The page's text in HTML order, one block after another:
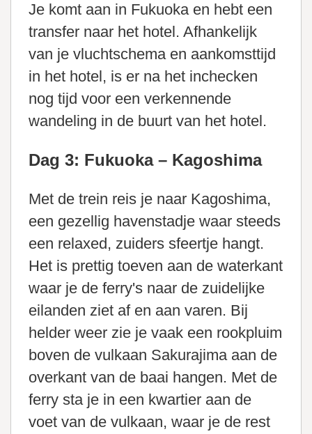
Je komt aan in Fukuoka en hebt een
transfer naar het hotel. Afhankelijk
van je vluchtschema en aankomsttijd
in het hotel, is er na het inchecken
nog tijd voor een verkennende
wandeling in de buurt van het hotel.
Dag 3: Fukuoka – Kagoshima
Met de trein reis je naar Kagoshima,
een gezellig havenstadje waar steeds
een relaxed, zuiders sfeertje hangt.
Het is prettig toeven aan de waterkant
waar je de ferry's naar de zuidelijke
eilanden ziet af en aan varen. Bij
helder weer zie je vaak een rookpluim
boven de vulkaan Sakurajima aan de
overkant van de baai hangen. Met de
ferry sta je in een kwartier aan de
voet van de vulkaan, waar je de rest